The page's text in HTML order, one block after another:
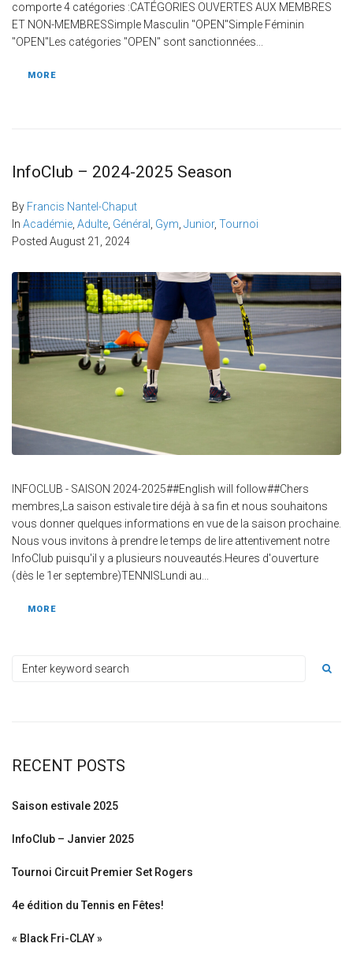
comporte 4 catégories :CATÉGORIES OUVERTES AUX MEMBRES
ET NON-MEMBRESSimple Masculin "OPEN"Simple Féminin
"OPEN"Les catégories "OPEN" sont sanctionnées...
MORE
InfoClub – 2024-2025 Season
By Francis Nantel-Chaput
In Académie, Adulte, Général , Gym, Junior, Tournoi
Posted August 21, 2024
INFOCLUB - SAISON 2024-2025##English will follow##Chers
membres,La saison estivale tire déjà à sa fin et nous souhaitons
vous donner quelques informations en vue de la saison prochaine.
Nous vous invitons à prendre le temps de lire attentivement notre
InfoClub puisqu'il y a plusieurs nouveautés.Heures d'ouverture
(dès le 1er septembre)TENNISLundi au...
MORE
RECENT POSTS
Saison estivale 2025
InfoClub – Janvier 2025
Tournoi Circuit Premier Set Rogers
4e édition du Tennis en Fêtes!
« Black Fri-CLAY »